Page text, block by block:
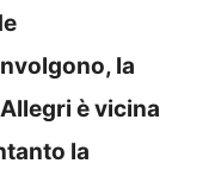
la
è vicina
la